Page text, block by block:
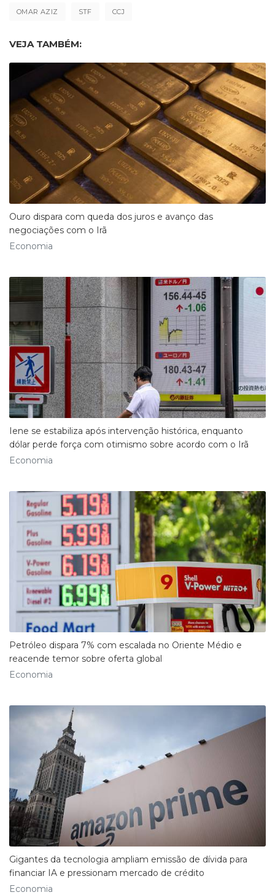
OMAR AZIZ STF CCJ
VEJA TAMBÉM:
Ouro dispara com queda dos juros e avanço das
negociações com o Irã
Economia
Iene se estabiliza após intervenção histórica, enquanto
dólar perde força com otimismo sobre acordo com o Irã
Economia
Petróleo dispara 7% com escalada no Oriente Médio e
reacende temor sobre oferta global
Economia
Gigantes da tecnologia ampliam emissão de dívida para
financiar IA e pressionam mercado de crédito
Economia